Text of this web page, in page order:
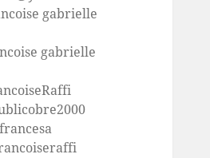
gabrielle
gabrielle